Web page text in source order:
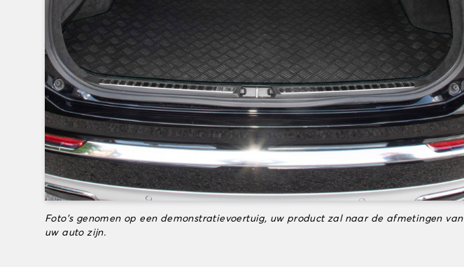
Foto's genomen op een demonstratievoertuig, uw product zal naar de afmetingen van
uw auto zijn.